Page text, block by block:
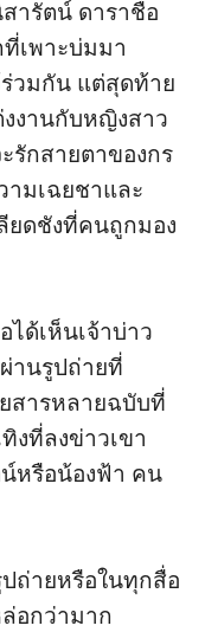
ารัตน์ ดาราชื่อ
เพาะบ่มมา
วมกัน แต่สุดท้าย
งานกับหญิงสาว
รักสายตาของกร
มเฉยชาและ
ยดชังที่คนถูกมอง
ได้เห็นเจ้าบ่าว
านรูปถ่ายที่
สารหลายฉบับที่
งที่ลงข่าวเขา
หรือน้องฟ้า คน
ถ่ายหรือในทุกสื่อ
อกว่ามาก